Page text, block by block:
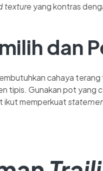
texture yang kontras
dan
cahaya
tipis. Gunakan pot yang
ikut memperkuat